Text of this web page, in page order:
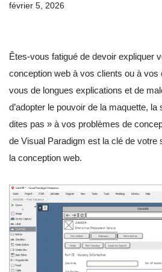
février 5, 2026
Êtes-vous fatigué de devoir expliquer
conception web à vos clients ou à vos
vous de longues explications et de
d’adopter le pouvoir de la maquette,
dites pas » à vos problèmes de
de Visual Paradigm est la clé de votre
la conception web.